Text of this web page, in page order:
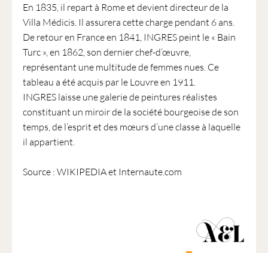
En 1835, il repart à Rome et devient directeur de la
Villa Médicis. Il assurera cette charge pendant 6 ans.
De retour en France en 1841, INGRES peint le « Bain
Turc », en 1862, son dernier chef-d’œuvre,
représentant une multitude de femmes nues. Ce
tableau a été acquis par le Louvre en 1911.
INGRES laisse une galerie de peintures réalistes
constituant un miroir de la société bourgeoise de son
temps, de l’esprit et des mœurs d’une classe à laquelle
il appartient.
Source : WIKIPEDIA et Internaute.com